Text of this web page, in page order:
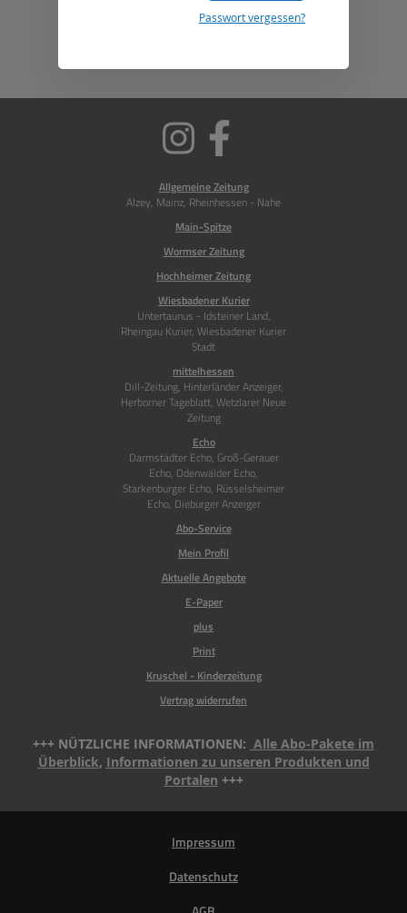
Passwort vergessen?
Allgemeine Zeitung
Alzey, Mainz, Rheinhessen - Nahe
Main-Spitze
Wormser Zeitung
Hochheimer Zeitung
Wiesbadener Kurier
Untertaunus - Idsteiner Land,
Rheingau Kurier, Wiesbadener Kurier
Stadt
mittelhessen
Dill-Zeitung, Hinterländer Anzeiger,
Herborner Tageblatt, Wetzlarer Neue
Zeitung
Echo
Darmstädter Echo, Groß-Gerauer
Echo, Odenwälder Echo,
Starkenburger Echo, Rüsselsheimer
Echo, Dieburger Anzeiger
Abo-Service
Mein Profil
Aktuelle Angebote
E-Paper
plus
Print
Kruschel - Kinderzeitung
Vertrag widerrufen
Soziale
Medien
+++ NÜTZLICHE INFORMATIONEN: Alle Abo-Pakete im
Überblick, Informationen zu unseren Produkten und
Portalen +++
Impressum
Datenschutz